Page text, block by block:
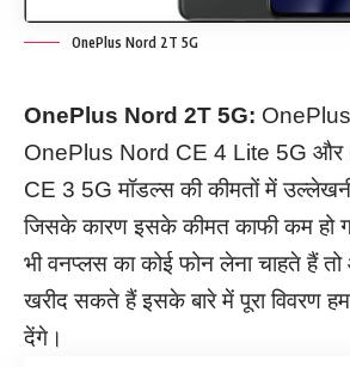
OnePlus Nord 2T 5G
OnePlus Nord 2T 5G: OnePlus
OnePlus Nord CE 4 Lite 5G और
CE 3 5G मॉडल्स की कीमतों में
जिसके कारण इसके कीमत काफी कम हो
भी वनप्लस का कोई फोन लेना चाहते हैं
खरीद सकते हैं इसके बारे में पूरा विवरण
देंगे।